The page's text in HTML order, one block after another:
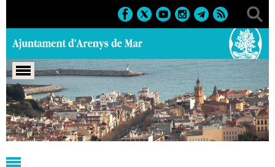
Portada > Regidories > Esports > Agenda > 22-03-2020